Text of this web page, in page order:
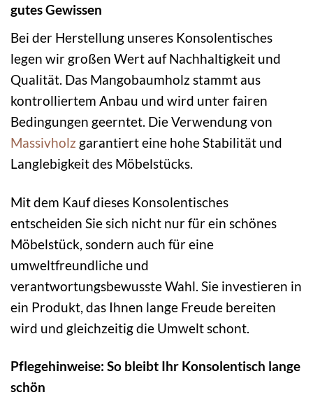
gutes Gewissen
Bei der Herstellung unseres Konsolentisches
legen wir großen Wert auf Nachhaltigkeit und
Qualität. Das Mangobaumholz stammt aus
kontrolliertem Anbau und wird unter fairen
Bedingungen geerntet. Die Verwendung von
Massivholz garantiert eine hohe Stabilität und
Langlebigkeit des Möbelstücks.
Mit dem Kauf dieses Konsolentisches
entscheiden Sie sich nicht nur für ein schönes
Möbelstück, sondern auch für eine
umweltfreundliche und
verantwortungsbewusste Wahl. Sie investieren in
ein Produkt, das Ihnen lange Freude bereiten
wird und gleichzeitig die Umwelt schont.
Pflegehinweise: So bleibt Ihr Konsolentisch lange
schön